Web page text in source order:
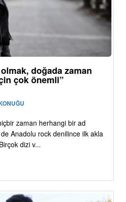
doğada zaman
çok önemli”
zaman herhangi bir ad
de Anadolu rock denilince ilk akla
dizi v...